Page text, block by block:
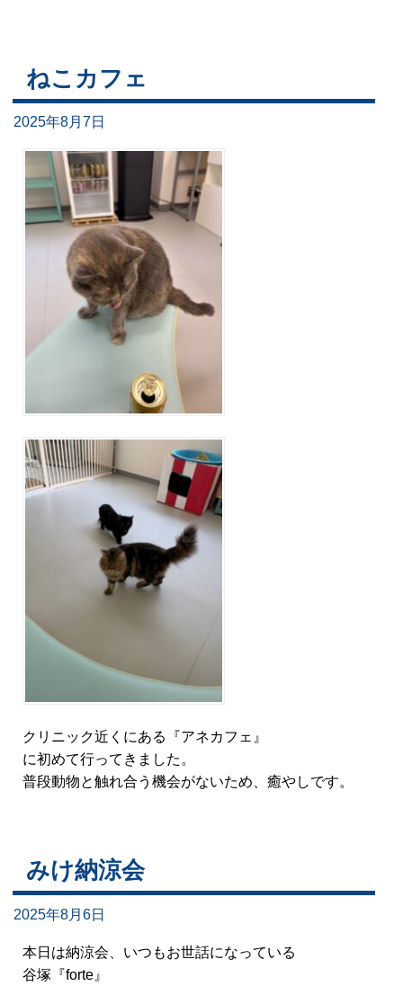
ねこカフェ
2025年8月7日
クリニック近くにある『アネカフェ』
に初めて行ってきました。
普段動物と触れ合う機会がないため、癒やしです。
みけ納涼会
2025年8月6日
本日は納涼会、いつもお世話になっている
谷塚『forte』